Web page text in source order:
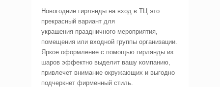
Новогодние гирлянды на вход в ТЦ это
прекрасный вариант для
украшения праздничного мероприятия,
помещения или входной группы организации.
Яркое оформление с помощью гирлянды из
шаров эффектно выделит вашу компанию,
привлечет внимание окружающих и выгодно
подчеркнет фирменный стиль.